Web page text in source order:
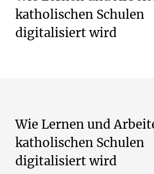
katholischen Schulen
digitalisiert wird
Wie Lernen und
katholischen Schulen
digitalisiert wird